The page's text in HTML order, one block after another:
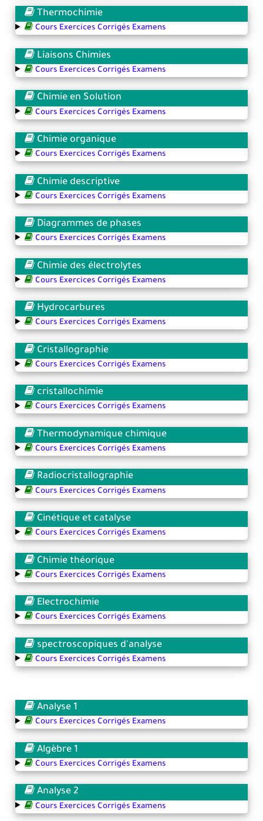
Thermochimie
Cours Exercices Corrigés Examens
Liaisons Chimies
Cours Exercices Corrigés Examens
Chimie en Solution
Cours Exercices Corrigés Examens
Chimie organique
Cours Exercices Corrigés Examens
Chimie descriptive
Cours Exercices Corrigés Examens
Diagrammes de phases
Cours Exercices Corrigés Examens
Chimie des électrolytes
Cours Exercices Corrigés Examens
Hydrocarbures
Cours Exercices Corrigés Examens
Cristallographie
Cours Exercices Corrigés Examens
cristallochimie
Cours Exercices Corrigés Examens
Thermodynamique chimique
Cours Exercices Corrigés Examens
Radiocristallographie
Cours Exercices Corrigés Examens
Cinétique et catalyse
Cours Exercices Corrigés Examens
Chimie théorique
Cours Exercices Corrigés Examens
Electrochimie
Cours Exercices Corrigés Examens
spectroscopiques d'analyse
Cours Exercices Corrigés Examens
Analyse 1
Cours Exercices Corrigés Examens
Algèbre 1
Cours Exercices Corrigés Examens
Analyse 2
Cours Exercices Corrigés Examens